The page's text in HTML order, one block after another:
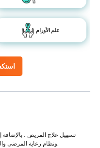
علم الأورام
تسهيل علاج المريض ، بالإضافة
ونظام رعاية المرضى والشفافية في كل خطوة من خطوات رحلة العلاج.